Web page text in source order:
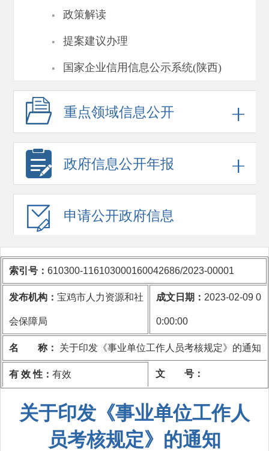
· 政策解读
· 提案建议办理
· 国家企业信用信息公示系统(陕西)
重点领域信息公开
政府信息公开年报
申请公开政府信息
索引号： 610300-116103000160042686/2023-00001
发布机构： 宝鸡市人力资源和社
会保障局
成文日期： 2023-02-09 0
0:00:00
名 称： 关于印发《事业单位工作人员考核规定》的通知
有 效 性： 有效 文 号：
关于印发《事业单位工作人
员考核规定》的通知